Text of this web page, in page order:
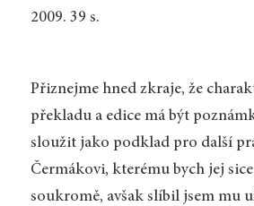
2009. 39 s.
Přiznejme hned zkraje, že
překladu a edice má být
sloužit jako podklad pro další
Čermákovi, kterému bych jej
soukromě, avšak slíbil jsem mu